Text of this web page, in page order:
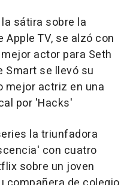
sátira sobre la
TV, se alzó con
actor para Seth
Smart se llevó su
mejor actriz en una
por 'Hacks'
la triunfadora
con cuatro
sobre un joven